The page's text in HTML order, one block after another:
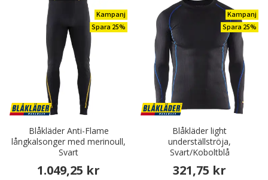
Kampanj
Spara 25%
Blåkläder Anti-Flame
långkalsonger med merinoull,
Svart
1.049,25 kr
Kampanj
Spara 25%
Blåkläder light
underställströja,
Svart/Koboltblå
321,75 kr